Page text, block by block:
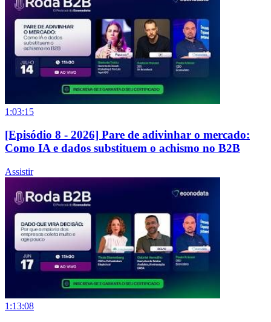
1:03:15
[Episódio 8 - 2026] Pare de adivinhar o mercado:
Como IA e dados substituem o achismo no B2B
Assistir
1:13:08